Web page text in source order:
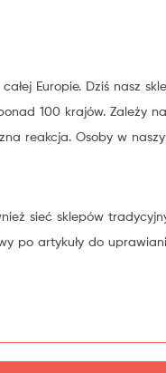
Europie. Dziś nasz
100 krajów. Zależy
reakcja. Osoby w
sieć sklepów
po artykuły do